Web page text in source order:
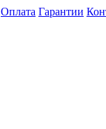
Оплата Гарантии